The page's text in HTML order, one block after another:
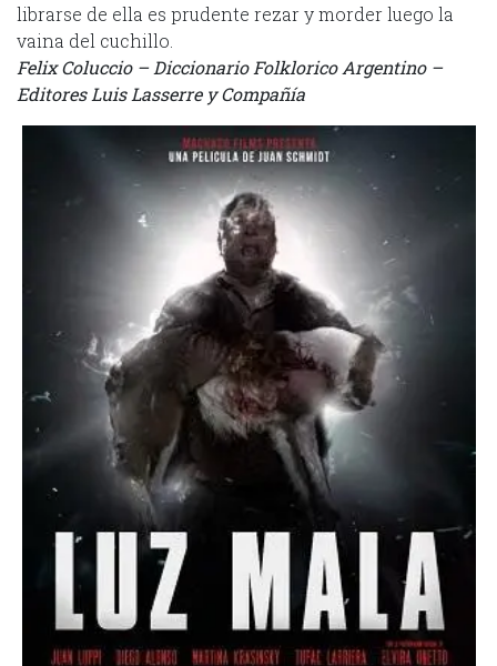
librarse de ella es prudente rezar y morder luego la
vaina del cuchillo.
Felix Coluccio – Diccionario Folklorico Argentino –
Editores Luis Lasserre y Compañía